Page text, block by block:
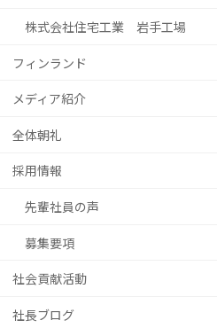
株式会社住宅工業 岩手工場
フィンランド
メディア紹介
全体朝礼
採用情報
先輩社員の声
募集要項
社会貢献活動
社長ブログ